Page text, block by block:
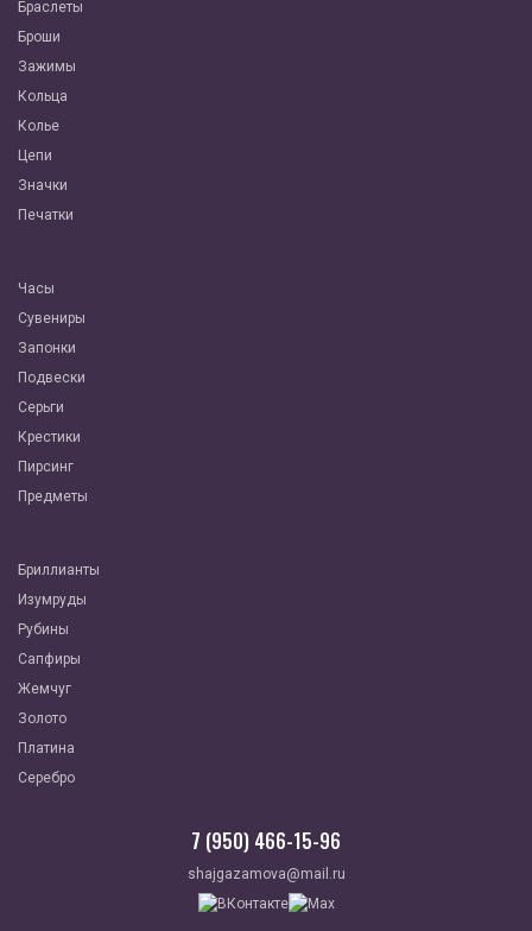
Браслеты
Броши
Зажимы
Кольца
Колье
Цепи
Значки
Печатки
Часы
Сувениры
Запонки
Подвески
Серьги
Крестики
Пирсинг
Предметы
Бриллианты
Изумруды
Рубины
Сапфиры
Жемчуг
Золото
Платина
Серебро
7 (950) 466-15-96
shajgazamova@mail.ru